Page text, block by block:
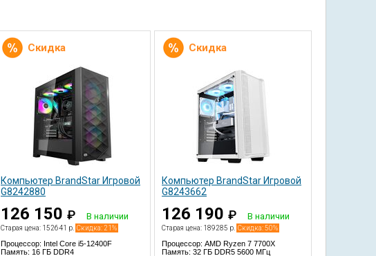
Скидка
Компьютер BrandStar Игровой
G8242880
126 150 ₽ В наличии
Старая цена: 152641 р. Скидка: 21%
Процессор: Intel Core i5-12400F
Память: 16 ГБ DDR4
Скидка
Компьютер BrandStar Игровой
G8243662
126 190 ₽ В наличии
Старая цена: 189285 р. Скидка: 50%
Процессор: AMD Ryzen 7 7700X
Память: 32 ГБ DDR5 5600 МГц